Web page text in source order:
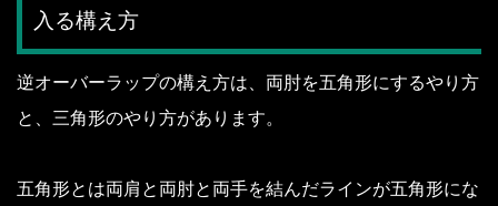
入る構え方
逆オーバーラップの構え方は、両肘を五角形にするやり方
と、三角形のやり方があります。
五角形とは両肩と両肘と両手を結んだラインが五角形にな